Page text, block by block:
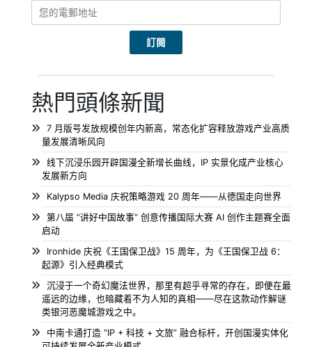
熱門頭條新聞
7 月版号发放规模创年内新高，常态化扩容释放游戏产业高质
量发展清晰风向
线下沉浸乐园开辟国漫全新增长曲线，IP 实景化成产业核心
发展新方向
Kalypso Media 庆祝策略游戏 20 周年——从德国走向世界
第八届 “讲好中国故事” 创意传播国际大赛 AI 创作主题赛全面
启动
Ironhide 庆祝《王国保卫战》15 周年，为《王国保卫战 6：
起源》引入经典模式
沉浸于一个奇幻魔法世界，那里有超乎寻常的存在，即便在最
遥远的边缘，也暗藏着不为人知的真相——尽在这款动作解谜
类银河恶魔城游戏之中。
中南卡通打造 “IP + 科技 + 文旅” 融合标杆，开创国漫实体化